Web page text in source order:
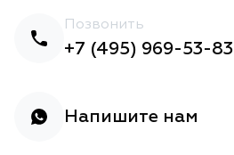
Позвонить
+7 (495) 969-53-83
Напишите нам